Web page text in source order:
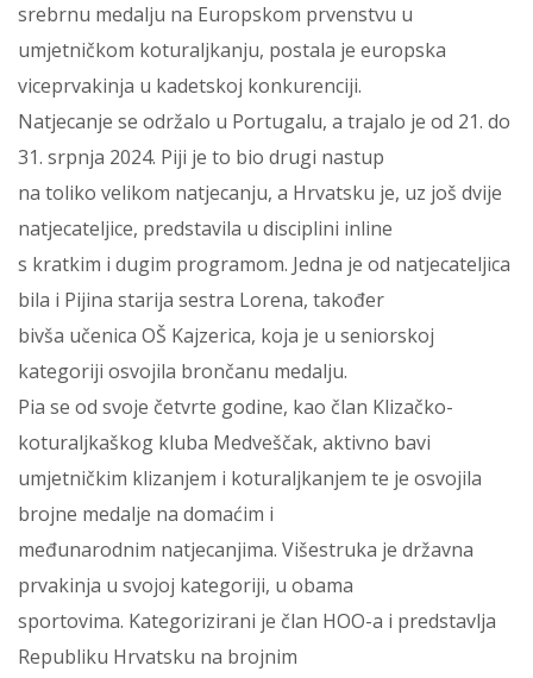
srebrnu medalju na Europskom prvenstvu u
umjetničkom koturaljkanju, postala je europska
viceprvakinja u kadetskoj konkurenciji.
Natjecanje se održalo u Portugalu, a trajalo je od 21. do
31. srpnja 2024. Piji je to bio drugi nastup
na toliko velikom natjecanju, a Hrvatsku je, uz još dvije
natjecateljice, predstavila u disciplini inline
s kratkim i dugim programom. Jedna je od natjecateljica
bila i Pijina starija sestra Lorena, također
bivša učenica OŠ Kajzerica, koja je u seniorskoj
kategoriji osvojila brončanu medalju.
Pia se od svoje četvrte godine, kao član Klizačko-
koturaljkaškog kluba Medveščak, aktivno bavi
umjetničkim klizanjem i koturaljkanjem te je osvojila
brojne medalje na domaćim i
međunarodnim natjecanjima. Višestruka je državna
prvakinja u svojoj kategoriji, u obama
sportovima. Kategorizirani je član HOO-a i predstavlja
Republiku Hrvatsku na brojnim